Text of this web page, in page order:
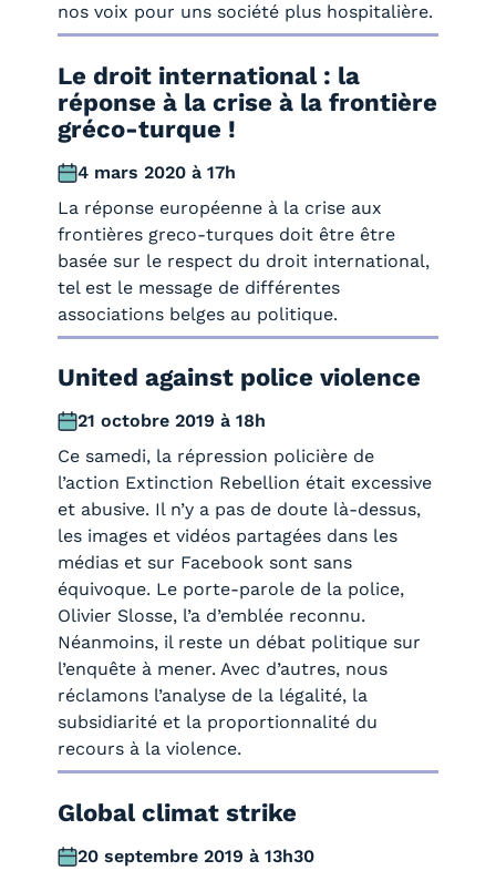
nos voix pour uns société plus hospitalière.
Le droit international : la
réponse à la crise à la frontière
gréco-turque !
4 mars 2020 à 17h
La réponse européenne à la crise aux
frontières greco-turques doit être être
basée sur le respect du droit international,
tel est le message de différentes
associations belges au politique.
United against police violence
21 octobre 2019 à 18h
Ce samedi, la répression policière de
l’action Extinction Rebellion était excessive
et abusive. Il n’y a pas de doute là-dessus,
les images et vidéos partagées dans les
médias et sur Facebook sont sans
équivoque. Le porte-parole de la police,
Olivier Slosse, l’a d’emblée reconnu.
Néanmoins, il reste un débat politique sur
l’enquête à mener. Avec d’autres, nous
réclamons l’analyse de la légalité, la
subsidiarité et la proportionnalité du
recours à la violence.
Global climat strike
20 septembre 2019 à 13h30